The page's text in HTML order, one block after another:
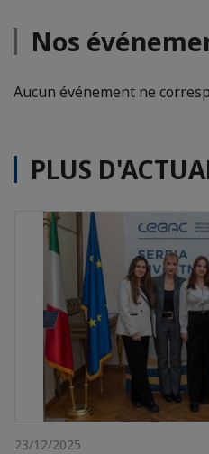
Nos
Aucun événement ne
PLUS
23/12/2025